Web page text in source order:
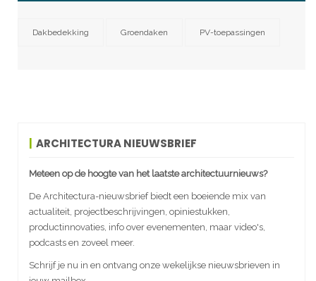
Dakbedekking Groendaken PV-toepassingen
ARCHITECTURA NIEUWSBRIEF
Meteen op de hoogte van het laatste architectuurnieuws?
De Architectura-nieuwsbrief biedt een boeiende mix van
actualiteit, projectbeschrijvingen, opiniestukken,
productinnovaties, info over evenementen, maar video's,
podcasts en zoveel meer.
Schrijf je nu in en ontvang onze wekelijkse nieuwsbrieven in